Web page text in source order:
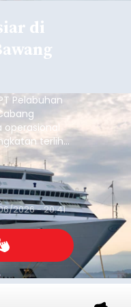
di
Pelabuhan
terlihat
juta Gross
lalu
2026 - 20:41